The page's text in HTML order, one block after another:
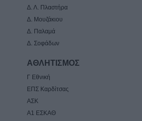
Δ. Λ. Πλαστήρα
Δ. Μουζάκιου
Δ. Παλαμά
Δ. Σοφάδων
ΑΘΛΗΤΙΣΜΟΣ
Γ Εθνική
ΕΠΣ Καρδίτσας
ΑΣΚ
Α1 ΕΣΚΑΘ